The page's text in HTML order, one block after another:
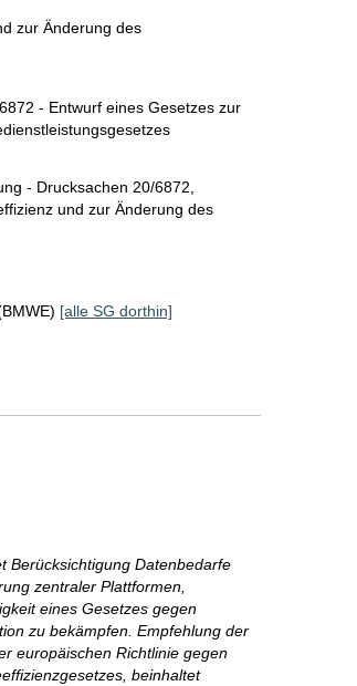
zur Änderung des
- Entwurf eines Gesetzes zur
- Drucksachen 20/6872,
und zur Änderung des
[alle SG dorthin]
Berücksichtigung Datenbedarfe
zentraler Plattformen,
eines Gesetzes gegen
zu bekämpfen. Empfehlung der
europäischen Richtlinie gegen
beinhaltet